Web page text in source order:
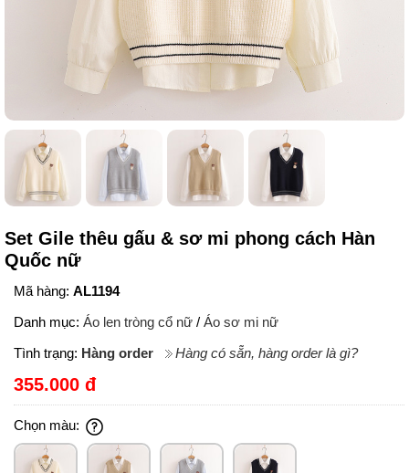
Set Gile thêu gấu & sơ mi phong cách Hàn
Quốc nữ
Mã hàng: AL1194
Danh mục: Áo len tròng cổ nữ / Áo sơ mi nữ
Tình trạng: Hàng order Hàng có sẵn, hàng order là gì?
355.000 đ
Chọn màu: